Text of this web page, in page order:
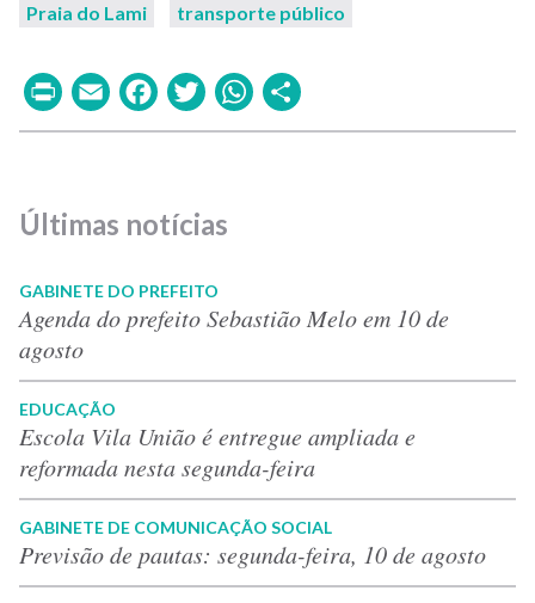
Praia do Lami
transporte público
PrintEmailFacebook
TwitterWhatsApp
Últimas notícias
GABINETE DO PREFEITO
Agenda do prefeito Sebastião Melo em 10 de
agosto
EDUCAÇÃO
Escola Vila União é entregue ampliada e
reformada nesta segunda-feira
GABINETE DE COMUNICAÇÃO SOCIAL
Previsão de pautas: segunda-feira, 10 de agosto